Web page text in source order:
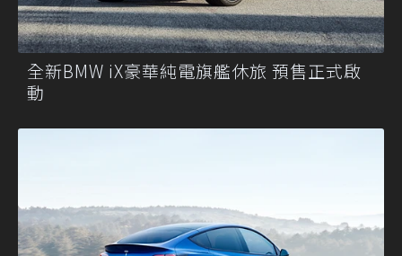
全新BMW iX豪華純電旗艦休旅 預售正式啟
動